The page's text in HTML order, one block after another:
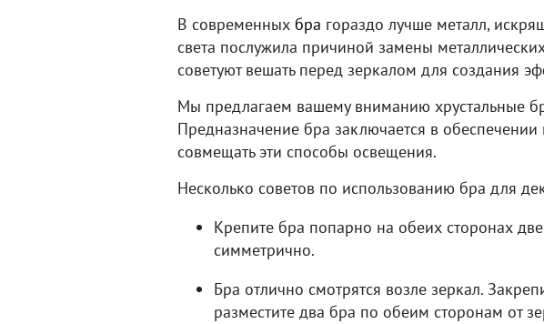
В современных бра гораздо лучше металл,
света послужила причиной замены
советуют вешать перед зеркалом для создания
Мы предлагаем вашему вниманию хрустальные
Предназначение бра заключается в
совмещать эти способы освещения.
Несколько советов по использованию бра для
Крепите бра попарно на обеих сторонах
симметрично.
Бра отлично смотрятся возле зеркал.
разместите два бра по обеим сторонам от